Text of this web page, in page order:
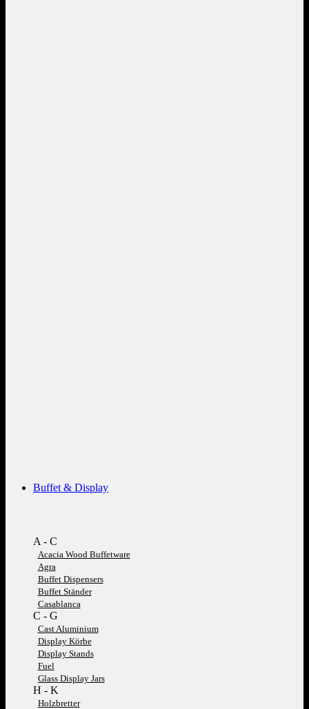
Buffet & Display
A - C
Acacia Wood Buffetware
Agra
Buffet Dispensers
Buffet Ständer
Casablanca
C - G
Cast Aluminium
Display Körbe
Display Stands
Fuel
Glass Display Jars
H - K
Holzbretter